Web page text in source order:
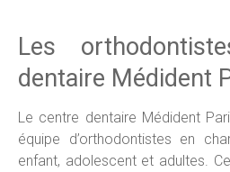
Les
dentaire Médident
Le centre dentaire Médident
équipe d’orthodontistes en
enfant, adolescent et adultes.